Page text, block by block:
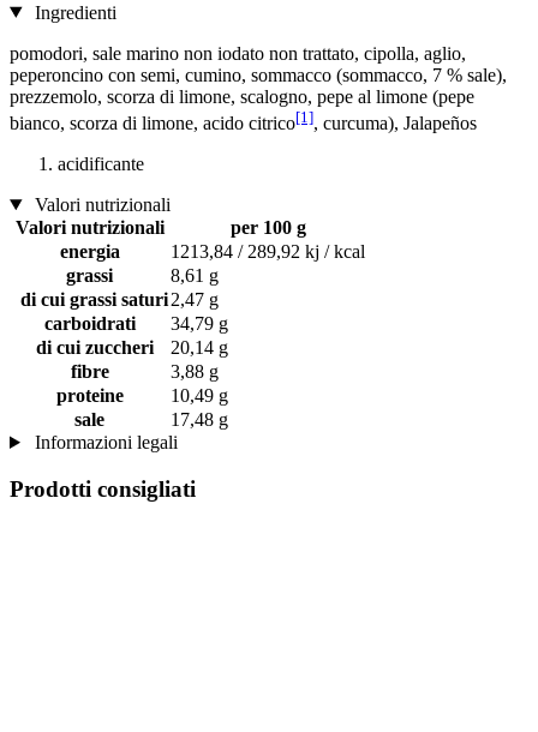
Ingredienti
pomodori, sale marino non iodato non trattato, cipolla, aglio,
peperoncino con semi, cumino, sommacco (sommacco, 7 % sale),
prezzemolo, scorza di limone, scalogno, pepe al limone (pepe
bianco, scorza di limone, acido citrico[1], curcuma), Jalapeños
acidificante
Valori nutrizionali
Valori nutrizionali
per 100 g
energia
1213,84 / 289,92 kj / kcal
grassi
8,61 g
di cui grassi saturi2,47 g
carboidrati
34,79 g
di cui zuccheri
20,14 g
fibre
3,88 g
proteine
10,49 g
sale
17,48 g
Informazioni legali
Prodotti consigliati